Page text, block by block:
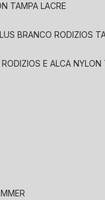
TAMPA LACRE
BRANCO RODIZIOS
RODIZIOS E ALCA